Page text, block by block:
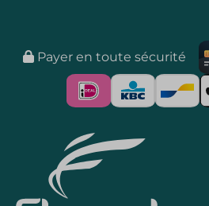
Payer en toute sécurité